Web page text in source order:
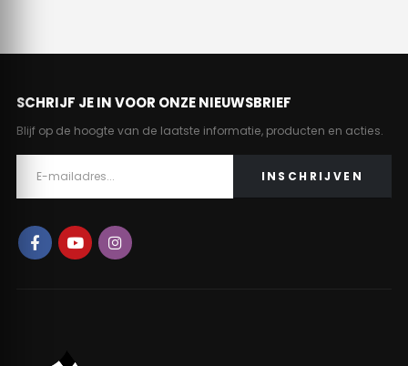
SCHRIJF JE IN VOOR ONZE NIEUWSBRIEF
Blijf op de hoogte van de laatste informatie, producten en acties.